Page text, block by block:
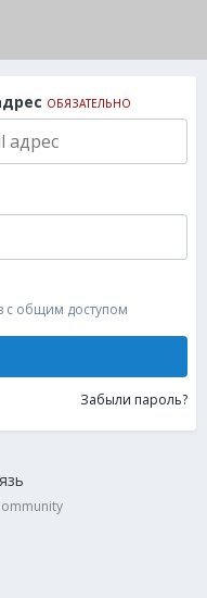
ОБЯЗАТЕЛЬНО
с общим доступом
Забыли пароль?